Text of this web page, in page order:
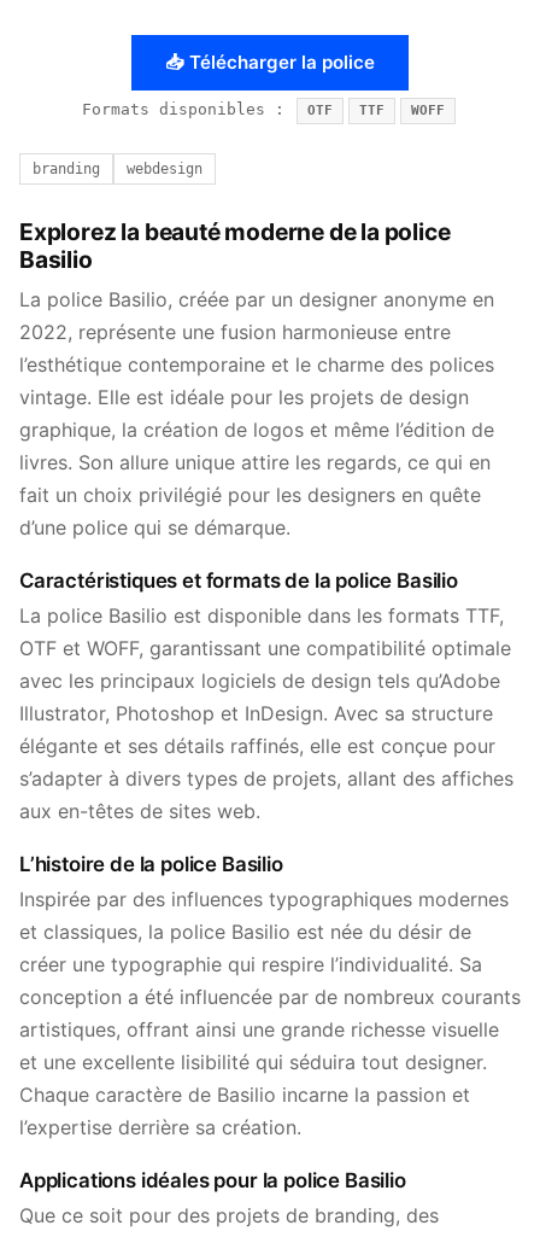
📥 Télécharger la police
Formats disponibles : OTF TTF WOFF
branding webdesign
Explorez la beauté moderne de la police
Basilio
La police Basilio, créée par un designer anonyme en
2022, représente une fusion harmonieuse entre
l’esthétique contemporaine et le charme des polices
vintage. Elle est idéale pour les projets de design
graphique, la création de logos et même l’édition de
livres. Son allure unique attire les regards, ce qui en
fait un choix privilégié pour les designers en quête
d’une police qui se démarque.
Caractéristiques et formats de la police Basilio
La police Basilio est disponible dans les formats TTF,
OTF et WOFF, garantissant une compatibilité optimale
avec les principaux logiciels de design tels qu’Adobe
Illustrator, Photoshop et InDesign. Avec sa structure
élégante et ses détails raffinés, elle est conçue pour
s’adapter à divers types de projets, allant des affiches
aux en-têtes de sites web.
L’histoire de la police Basilio
Inspirée par des influences typographiques modernes
et classiques, la police Basilio est née du désir de
créer une typographie qui respire l’individualité. Sa
conception a été influencée par de nombreux courants
artistiques, offrant ainsi une grande richesse visuelle
et une excellente lisibilité qui séduira tout designer.
Chaque caractère de Basilio incarne la passion et
l’expertise derrière sa création.
Applications idéales pour la police Basilio
Que ce soit pour des projets de branding, des